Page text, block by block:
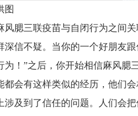
图
风腮三联疫苗与自闭行为之间
深信不疑。当你的一个好朋友
为！”之后，你开始相信麻风腮
都会有这样类似的经历，他们
涉及到了信任的问题。人们会